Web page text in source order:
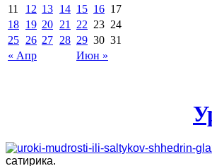
« Апр Июн »
11
12 13 14 15 16 17
18 19 20 21 22 23 24
25 26 27 28 29 30 31
сатирика.